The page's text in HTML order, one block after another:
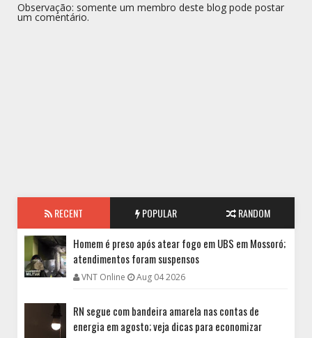
Observação: somente um membro deste blog pode postar
um comentário.
RECENT POPULAR RANDOM
Homem é preso após atear fogo em UBS em Mossoró;
atendimentos foram suspensos
VNT Online Aug 04 2026
RN segue com bandeira amarela nas contas de
energia em agosto; veja dicas para economizar